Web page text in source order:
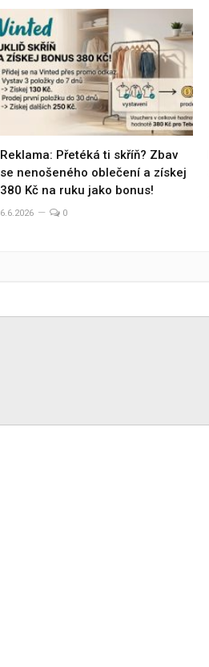
Reklama: Přetéká ti skříň? Zbav
se nenošeného oblečení a získej
380 Kč na ruku jako bonus!
6.6.2026 0